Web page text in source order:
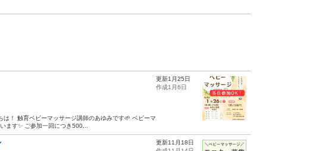
！ 触育ベビーマッサージ講師のあゆみです🌱 ベビーマ
ます✨ ご参加一回につき500...
更新1月25日
作成1月6日
更新11月18日